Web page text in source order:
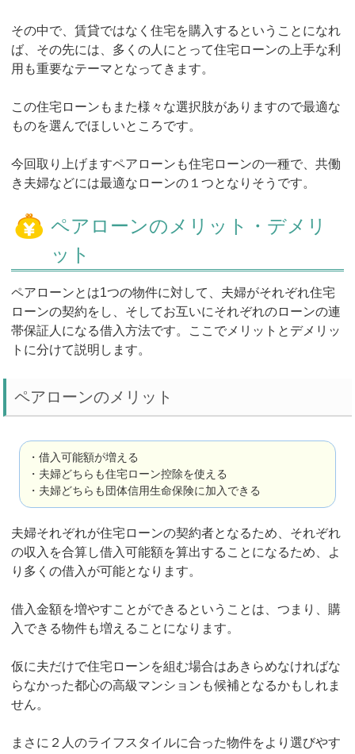
その中で、賃貸ではなく住宅を購入するということになれ
ば、その先には、多くの人にとって住宅ローンの上手な利
用も重要なテーマとなってきます。
この住宅ローンもまた様々な選択肢がありますので最適な
ものを選んでほしいところです。
今回取り上げますペアローンも住宅ローンの一種で、共働
き夫婦などには最適なローンの１つとなりそうです。
ペアローンのメリット・デメリ
ット
ペアローンとは1つの物件に対して、夫婦がそれぞれ住宅
ローンの契約をし、そしてお互いにそれぞれのローンの連
帯保証人になる借入方法です。ここでメリットとデメリッ
トに分けて説明します。
ペアローンのメリット
・借入可能額が増える
・夫婦どちらも住宅ローン控除を使える
・夫婦どちらも団体信用生命保険に加入できる
夫婦それぞれが住宅ローンの契約者となるため、それぞれ
の収入を合算し借入可能額を算出することになるため、よ
り多くの借入が可能となります。
借入金額を増やすことができるということは、つまり、購
入できる物件も増えることになります。
仮に夫だけで住宅ローンを組む場合はあきらめなければな
らなかった都心の高級マンションも候補となるかもしれま
せん。
まさに２人のライフスタイルに合った物件をより選びやす